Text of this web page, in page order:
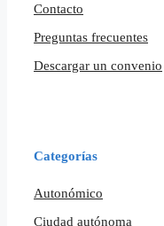
Contacto
Preguntas frecuentes
Descargar un convenio
Categorías
Autonómico
Ciudad autónoma